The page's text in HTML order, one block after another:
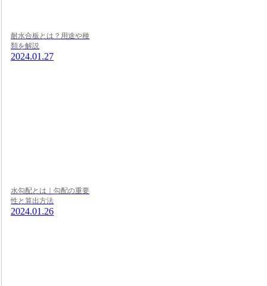
耐水合板とは？用途や種
類を解説
2024.01.27
水勾配とは｜勾配の重要
性と算出方法
2024.01.26